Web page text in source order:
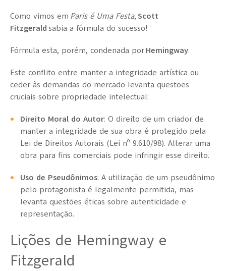
Como vimos em Paris é Uma Festa,Scott
Fitzgeraldsabia a fórmula do sucesso!
Fórmula esta, porém, condenada porHemingway.
Este conflito entre manter a integridade artística ou
ceder às demandas do mercado levanta questões
cruciais sobre propriedade intelectual:
Direito Moral do Autor: O direito de um criador de
manter a integridade de sua obra é protegido pela
Lei de Direitos Autorais (Lei nº 9.610/98). Alterar uma
obra para fins comerciais pode infringir esse direito.
Uso de Pseudônimos: A utilização de um pseudônimo
pelo protagonista é legalmente permitida, mas
levanta questões éticas sobre autenticidade e
representação.
Lições de Hemingway e
Fitzgerald